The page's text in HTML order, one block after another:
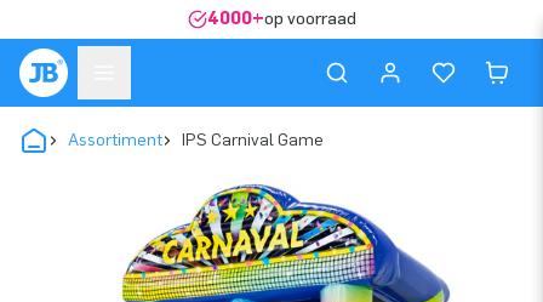
4000+op voorraad
Assortiment IPS Carnival Game